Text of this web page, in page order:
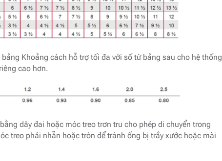
Khoảng cách hỗ trợ tối đa với số từ bảng sau cho hệ thống
cao hơn.
dây đai hoặc móc treo trơn tru cho phép di chuyển trong
treo phải nhẵn hoặc tròn để tránh ống bị trầy xước hoặc mài